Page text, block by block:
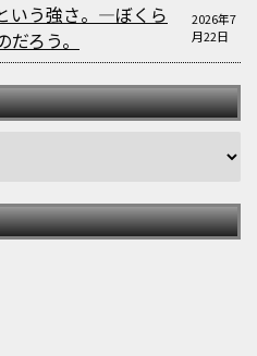
いう強さ。—ぼくら
ろう。
2026年7
月22日